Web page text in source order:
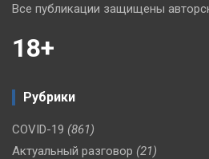
Все публикации защищены
18+
Рубрики
COVID-19 (861)
Актуальный разговор (21)